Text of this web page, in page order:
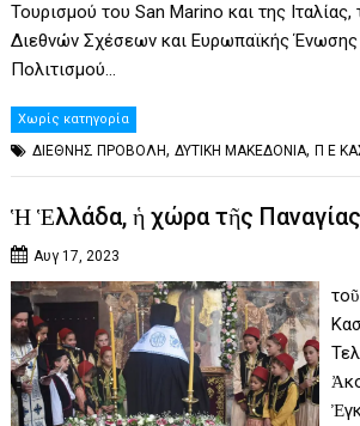
Τουρισμού του San Marino και της
Διεθνών Σχέσεων και Ευρωπαϊκής
Πολιτισμού…
Χωρίς κατηγορία
ΔΙΕΘΝΗΣ ΠΡΟΒΟΛΗ,ΔΥΤΙΚΗ ΜΑΚΕΔΟΝΙΑ,Π Ε
Ἡ Ἑλλάδα, ἡ χώρα τῆς Παναγίας
Αυγ 17, 2023